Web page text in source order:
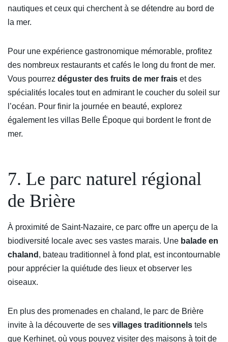
nautiques et ceux qui cherchent à se détendre au bord de
la mer.
Pour une expérience gastronomique mémorable, profitez
des nombreux restaurants et cafés le long du front de mer.
Vous pourrez déguster des fruits de mer frais et des
spécialités locales tout en admirant le coucher du soleil sur
l’océan. Pour finir la journée en beauté, explorez
également les villas Belle Époque qui bordent le front de
mer.
7. Le parc naturel régional
de Brière
À proximité de Saint-Nazaire, ce parc offre un aperçu de la
biodiversité locale avec ses vastes marais. Une balade en
chaland , bateau traditionnel à fond plat, est incontournable
pour apprécier la quiétude des lieux et observer les
oiseaux.
En plus des promenades en chaland, le parc de Brière
invite à la découverte de ses villages traditionnels tels
que Kerhinet, où vous pouvez visiter des maisons à toit de